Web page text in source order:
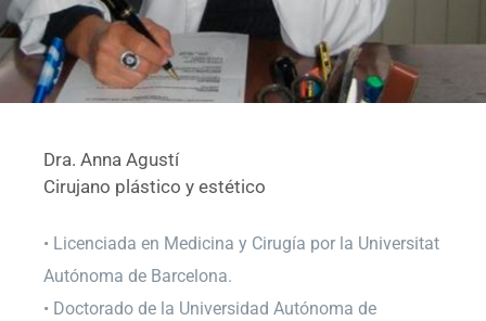
Dra. Anna Agustí
Cirujano plástico y estético
• Licenciada en Medicina y Cirugía por la Universitat
Autónoma de Barcelona.
• Doctorado de la Universidad Autónoma de